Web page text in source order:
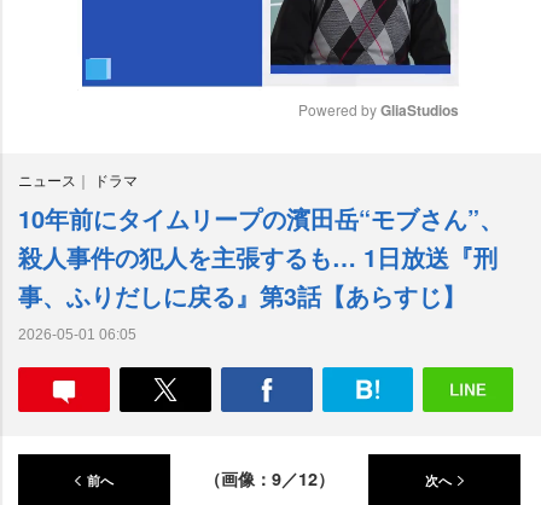
e
Powered by GliaStudios
ニュース ドラマ
10年前にタイムリープの濱田岳“モブさん”、
殺人事件の犯人を主張するも… 1日放送『刑
事、ふりだしに戻る』第3話【あらすじ】
2026-05-01 06:05
前へ （画像：9／12） 次へ